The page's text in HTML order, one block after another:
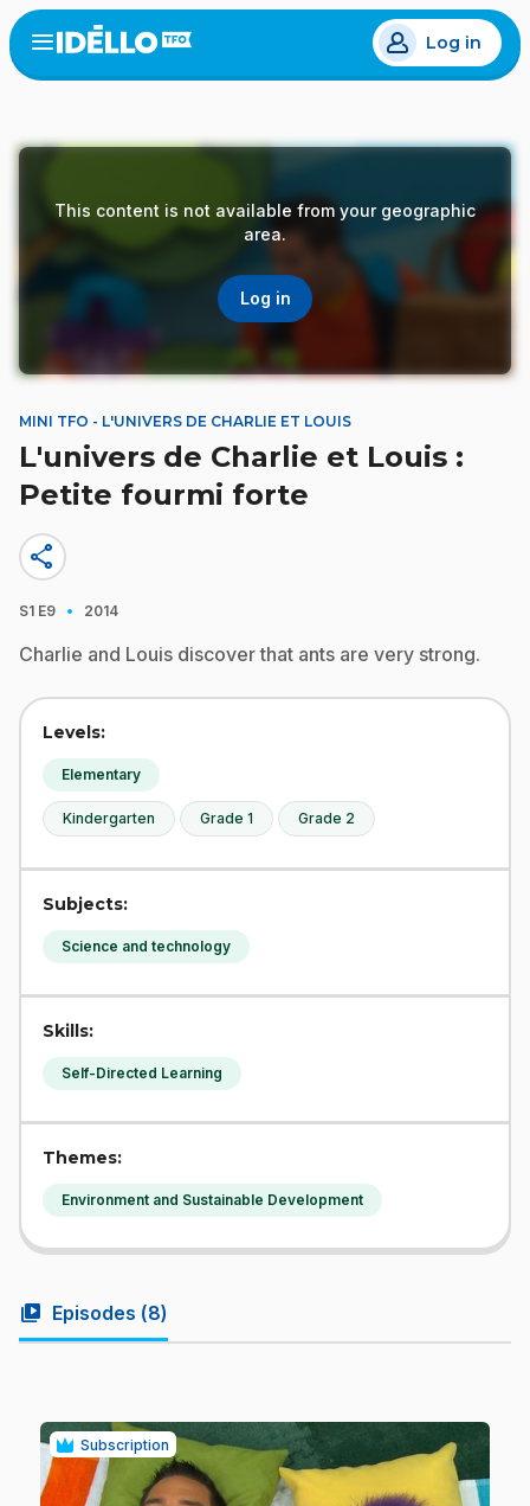
Skip
to
main
Open
menu
Log in
This content is not available from your geographic
area.
Log in
MINI TFO - L'UNIVERS DE CHARLIE ET LOUIS
L'univers de Charlie et Louis :
Petite fourmi forte
share
S1 E9 · 2014
Charlie and Louis discover that ants are very strong.
Levels:
Elementary
Kindergarten Grade 1 Grade 2
Subjects:
Science and technology
Skills:
Self-Directed Learning
Themes:
Environment and Sustainable Development
video_library Episodes (8)
Subscription